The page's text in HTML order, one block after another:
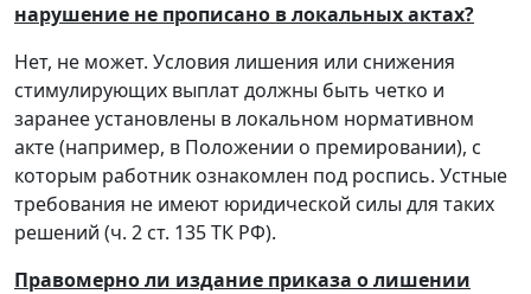
нарушение не прописано в локальных актах?
Нет, не может. Условия лишения или снижения
стимулирующих выплат должны быть четко и
заранее установлены в локальном нормативном
акте (например, в Положении о премировании), с
которым работник ознакомлен под роспись. Устные
требования не имеют юридической силы для таких
решений (ч. 2 ст. 135 ТК РФ).
Правомерно ли издание приказа о лишении